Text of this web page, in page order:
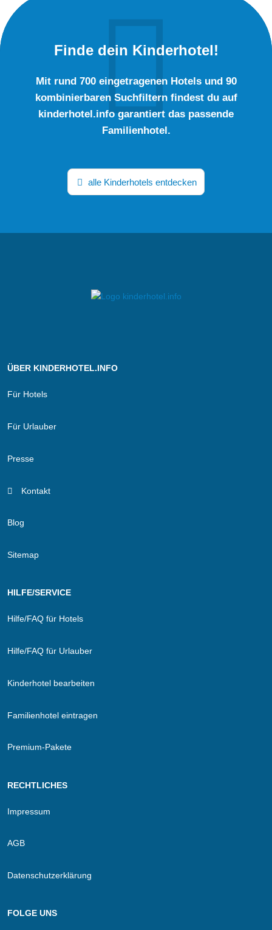
Finde dein Kinderhotel!
Mit rund 700 eingetragenen Hotels und 90
kombinierbaren Suchfiltern findest du auf
kinderhotel.info garantiert das passende
Familienhotel.
alle Kinderhotels entdecken
ÜBER KINDERHOTEL.INFO
Für Hotels
Für Urlauber
Presse
Kontakt
Blog
Sitemap
HILFE/SERVICE
Hilfe/FAQ für Hotels
Hilfe/FAQ für Urlauber
Kinderhotel bearbeiten
Familienhotel eintragen
Premium-Pakete
RECHTLICHES
Impressum
AGB
Datenschutzerklärung
FOLGE UNS